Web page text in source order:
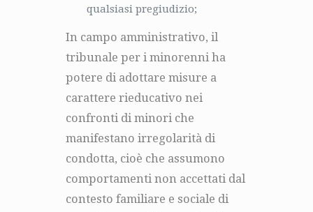
qualsiasi pregiudizio;
In campo amministrativo, il
tribunale per i minorenni ha
potere di adottare misure a
carattere rieducativo nei
confronti di minori che
manifestano irregolarità di
condotta, cioè che assumono
comportamenti non accettati dal
contesto familiare e sociale di